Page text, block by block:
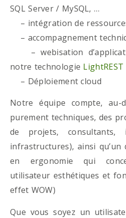
SQL Server / MySQL, …
– intégration de
– accompagnement
– webisation
notre technologie LightREST
– Déploiement cloud
Notre équipe compte, au-
purement techniques, des
de projets, consultants,
infrastructures), ainsi
en ergonomie qui
utilisateur esthétiques et
effet WOW)
Que vous soyez un